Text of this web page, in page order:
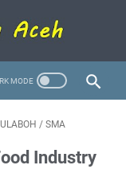
/ SMA
Industry